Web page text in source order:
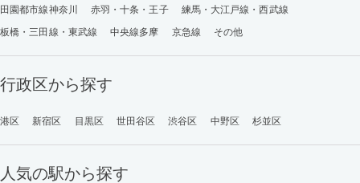
田園都市線神奈川
赤羽・十条・王子
練馬・大江戸線・西武線
板橋・三田線・東武線
中央線多摩 京急線 その他
行政区から探す
港区 新宿区 目黒区 世田谷区 渋谷区 中野区 杉並区
人気の駅から探す